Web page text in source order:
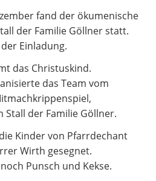
fand der ökumenische
der Familie Göllner statt.
Einladung.
das Christuskind.
das Team vom
der Familie Göllner.
Kinder von Pfarrdechant
Wirth gesegnet.
Punsch und Kekse.